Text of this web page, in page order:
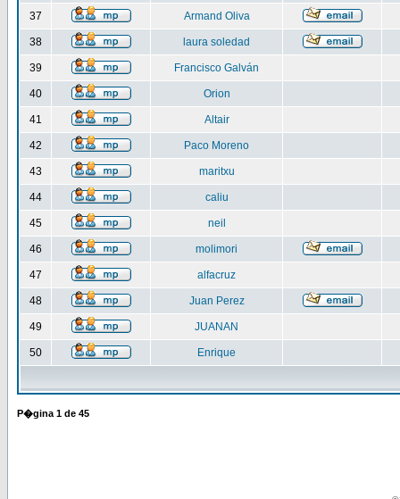
37 Armand Oliva
38 laura soledad
39 Francisco Galván
40 Orion
41 Altair
42 Paco Moreno
43 maritxu
44 caliu
45 neil
46 molimori
47 alfacruz
48 Juan Perez
49 JUANAN
50 Enrique
P�gina 1 de 45